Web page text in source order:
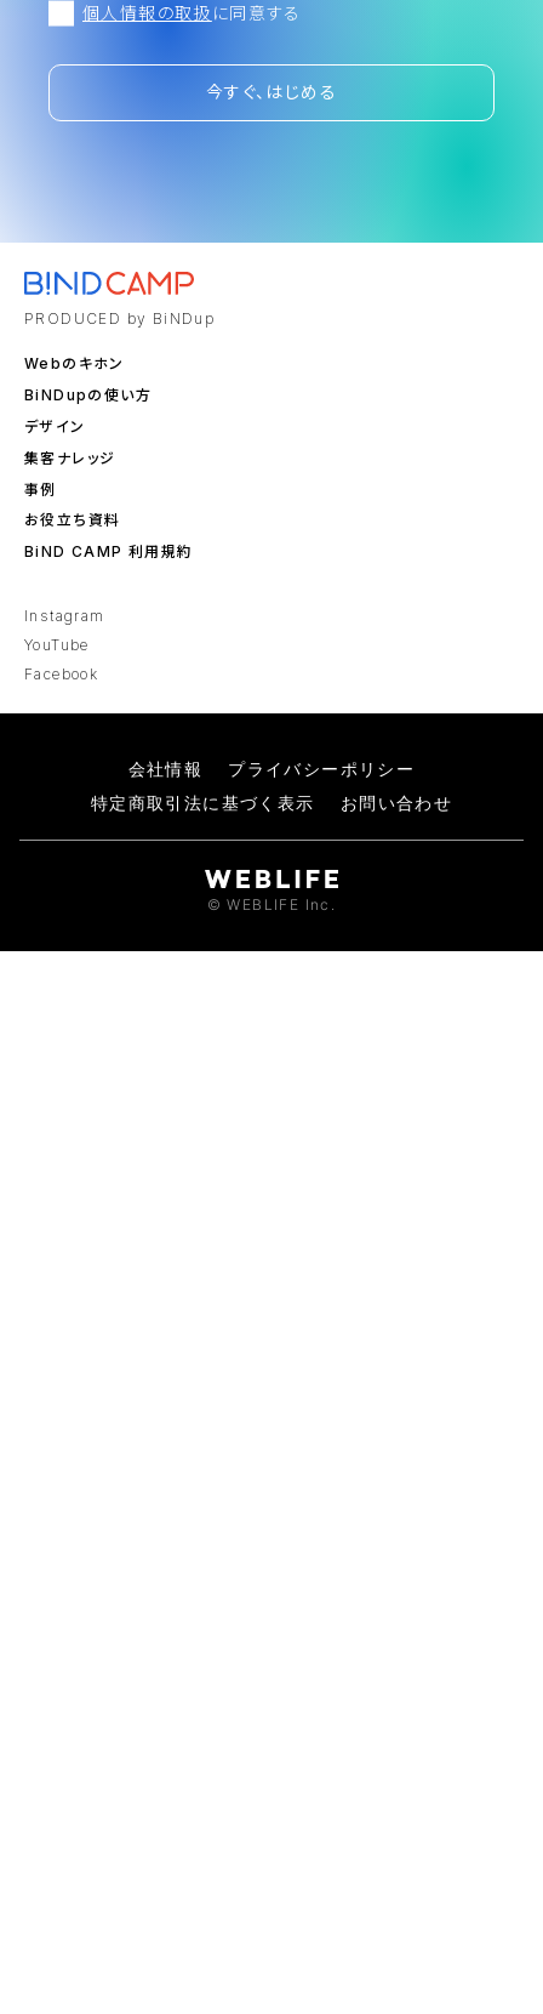
個人情報の取扱 に同意する
今すぐ、はじめる
PRODUCED by BiNDup
Webのキホン
BiNDupの使い方
デザイン
集客ナレッジ
事例
お役立ち資料
BiND CAMP 利用規約
Instagram
YouTube
Facebook
会社情報
プライバシーポリシー
特定商取引法に基づく表示
お問い合わせ
© WEBLIFE Inc.